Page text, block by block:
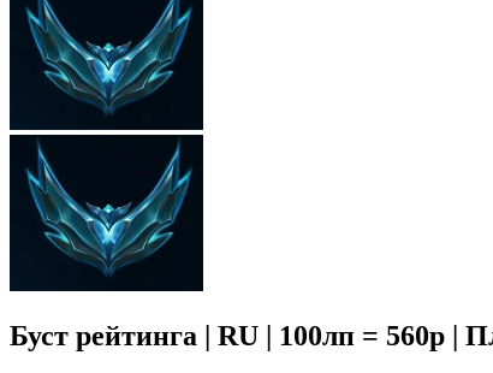
Буст рейтинга | RU | 100лп = 560р |